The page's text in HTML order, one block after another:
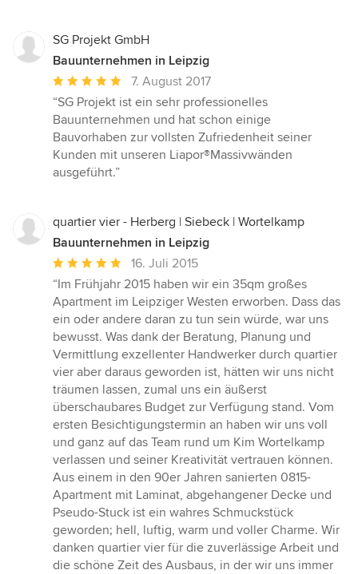
SG Projekt GmbH
Bauunternehmen in Leipzig
Durchschnittliche
Bewertung:
5
von
5
Sternen
7. August 2017
“SG Projekt ist ein sehr professionelles
Bauunternehmen und hat schon einige
Bauvorhaben zur vollsten Zufriedenheit seiner
Kunden mit unseren Liapor®Massivwänden
ausgeführt.”
quartier vier - Herberg | Siebeck | Wortelkamp
Bauunternehmen in Leipzig
Durchschnittliche
Bewertung:
5
von
5
Sternen
16. Juli 2015
“Im Frühjahr 2015 haben wir ein 35qm großes
Apartment im Leipziger Westen erworben. Dass das
ein oder andere daran zu tun sein würde, war uns
bewusst. Was dank der Beratung, Planung und
Vermittlung exzellenter Handwerker durch quartier
vier aber daraus geworden ist, hätten wir uns nicht
träumen lassen, zumal uns ein äußerst
überschaubares Budget zur Verfügung stand. Vom
ersten Besichtigungstermin an haben wir uns voll
und ganz auf das Team rund um Kim Wortelkamp
verlassen und seiner Kreativität vertrauen können.
Aus einem in den 90er Jahren sanierten 0815-
Apartment mit Laminat, abgehangener Decke und
Pseudo-Stuck ist ein wahres Schmuckstück
geworden; hell, luftig, warm und voller Charme. Wir
danken quartier vier für die zuverlässige Arbeit und
die schöne Zeit des Ausbaus, in der wir uns immer